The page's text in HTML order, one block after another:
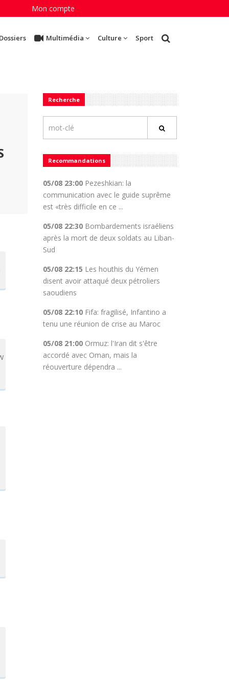
Mon compte
Multimédia Culture Sport
Recherche
Recommandations
05/08 23:00Pezeshkian: la
communication avec le guide suprême
est «très difficile en ce ...
05/08 22:30Bombardements israéliens
après la mort de deux soldats au Liban-
Sud
05/08 22:15 Les houthis du Yémen
disent avoir attaqué deux pétroliers
saoudiens
05/08 22:10Fifa: fragilisé, Infantino a
tenu une réunion de crise au Maroc
05/08 21:00Ormuz: l'Iran dit s'être
accordé avec Oman, mais la
réouverture dépendra ...